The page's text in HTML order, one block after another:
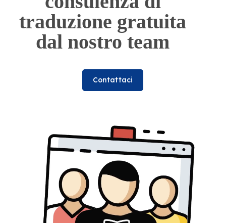
traduzione gratuita
dal nostro team
Contattaci